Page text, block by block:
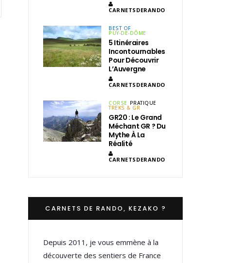
CARNETSDERANDO
BEST OF
PUY-DE-DÔME
5 Itinéraires
Incontournables
Pour Découvrir
L’Auvergne
CARNETSDERANDO
CORSE PRATIQUE
TREKS & GR
GR20 : Le Grand
Méchant GR ? Du
Mythe À La
Réalité
CARNETSDERANDO
CARNETS DE RANDO, KEZAKO ?
Depuis 2011, je vous emmène à la
découverte des sentiers de France